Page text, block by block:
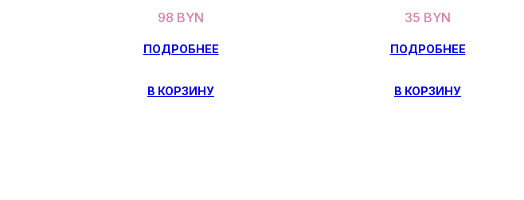
98 BYN
ПОДРОБНЕЕ
В КОРЗИНУ
35 BYN
ПОДРОБНЕЕ
В КОРЗИНУ